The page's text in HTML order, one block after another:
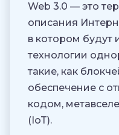
Web 3.0 — это
описания
в котором будут
технологии
такие, как
обеспечение с
кодом,
(IoT).